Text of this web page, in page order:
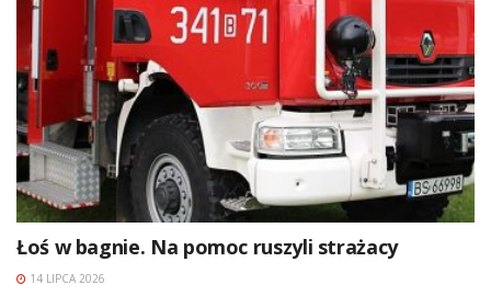
Łoś w bagnie. Na pomoc ruszyli strażacy
14 LIPCA 2026